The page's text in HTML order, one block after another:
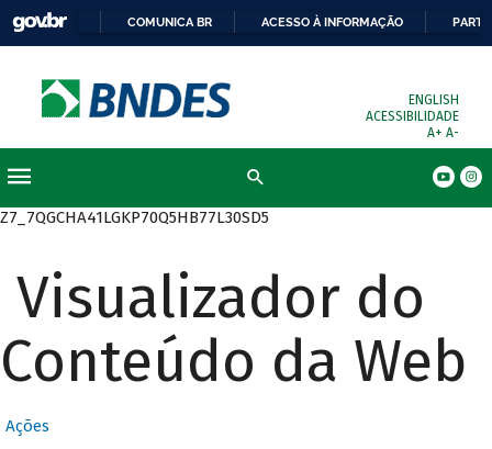
COMUNICA BR ACESSO À INFORMAÇÃO
ENGLISH
ACESSIBILIDADE
A+ A-
Z7_7QGCHA41LGKP70Q5HB77L30SD5
Visualizador do
Conteúdo da Web
Ações